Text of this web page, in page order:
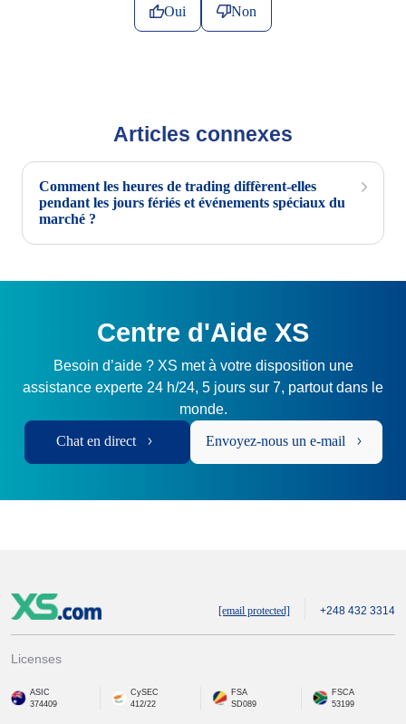
Oui Non
Articles connexes
Comment les heures de trading diffèrent-elles
pendant les jours fériés et événements spéciaux du
marché ?
Centre d'Aide XS
Besoin d’aide ? XS met à votre disposition une
assistance experte 24 h/24, 5 jours sur 7, partout dans le
monde.
Chat en direct Envoyez-nous un e-mail
[email protected] +248 432 3314
Licenses
ASIC
374409
CySEC
412/22
FSA
SD089
FSCA
53199